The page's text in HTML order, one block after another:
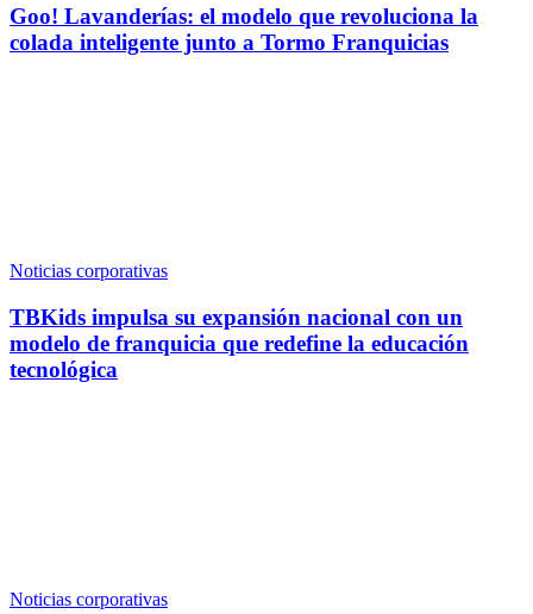
Goo! Lavanderías: el modelo que revoluciona la
colada inteligente junto a Tormo Franquicias
Noticias corporativas
TBKids impulsa su expansión nacional con un
modelo de franquicia que redefine la educación
tecnológica
Noticias corporativas